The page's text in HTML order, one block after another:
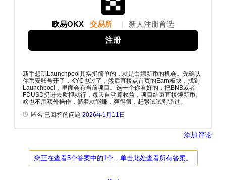
欧易OKX 交易所 新人注册首选
注册
新手想玩Launchpool其实挺简单的，就是白嫖新币的机会。先确认
你币安账号开了，KYC也过了，然后直接点首页的Earn板块，找到
Launchpool，里面会有当前项目。选一个你看好的，把BNB或者
FDUSD扔进去质押就行，每天自动算收益，项目结束直接领新币。
啥也不用额外操作，躺着就能赚，爽得很，赶紧试试别错过。
匿名 已回答的问题 2026年1月11日
添加评论
您正在查看5个答案中的1个，单击此处查看所有答案。